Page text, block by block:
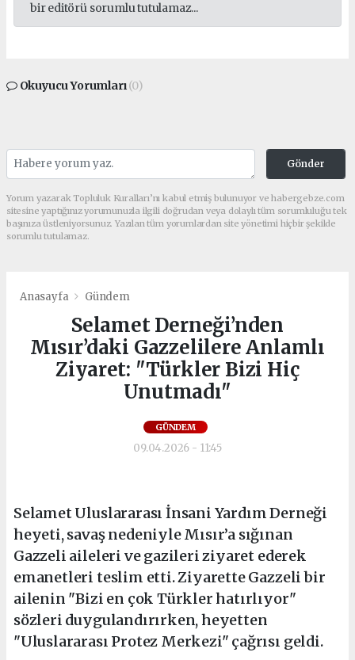
bir editörü sorumlu tutulamaz...
Okuyucu Yorumları(0)
Gönder
Yorum yazarak Topluluk Kuralları’nı kabul etmiş bulunuyor ve habergebze.com
sitesine yaptığınız yorumunuzla ilgili doğrudan veya dolaylı tüm sorumluluğu tek
başınıza üstleniyorsunuz. Yazılan tüm yorumlardan site yönetimi hiçbir şekilde
sorumlu tutulamaz.
Anasayfa Gündem
Selamet Derneği’nden
Mısır’daki Gazzelilere Anlamlı
Ziyaret: "Türkler Bizi Hiç
Unutmadı"
GÜNDEM
09.04.2026 - 11:45
Selamet Uluslararası İnsani Yardım Derneği
heyeti, savaş nedeniyle Mısır’a sığınan
Gazzeli aileleri ve gazileri ziyaret ederek
emanetleri teslim etti. Ziyarette Gazzeli bir
ailenin "Bizi en çok Türkler hatırlıyor"
sözleri duygulandırırken, heyetten
"Uluslararası Protez Merkezi" çağrısı geldi.